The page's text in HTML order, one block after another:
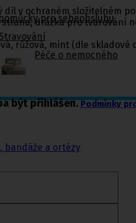
pro sebeobsluhu
Stravování
Péče o nemocného
bandáže a ortézy
k míčům
pomůcky
v ochraném složitel­ném
drážka pro tvarování
růžová, mint (dle skladové
být přihlášen.Podmínky